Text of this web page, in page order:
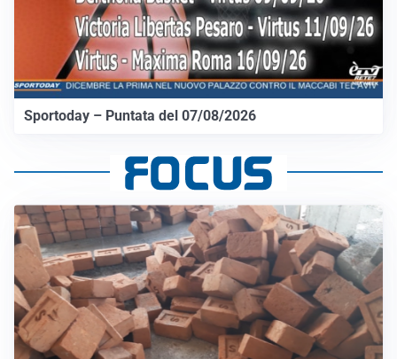
Sportoday – Puntata del 07/08/2026